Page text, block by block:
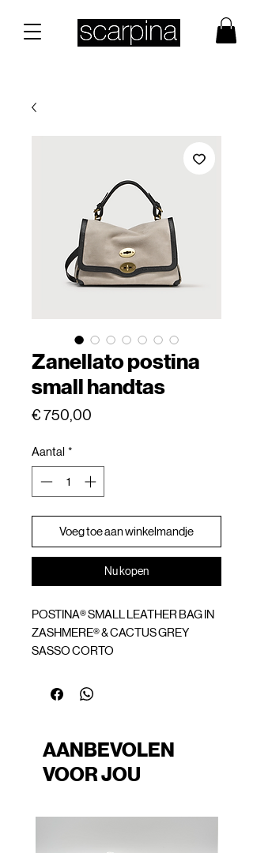
Zanellato postina
small handtas
€ 750,00
Aantal *
Voeg toe aan winkelmandje
Nu kopen
POSTINA® SMALL LEATHER BAG IN
ZASHMERE® & CACTUS GREY
SASSO CORTO
AANBEVOLEN
VOOR JOU